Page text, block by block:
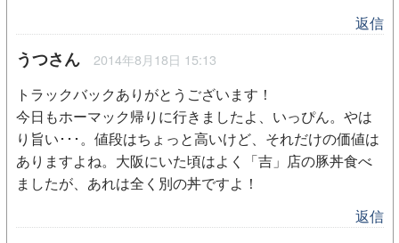
返信
うつさん 2014年8月18日 15:13
トラックバックありがとうございます！
今日もホーマック帰りに行きましたよ、いっぴん。やは
り旨い･･･。値段はちょっと高いけど、それだけの価値は
ありますよね。大阪にいた頃はよく「吉」店の豚丼食べ
ましたが、あれは全く別の丼ですよ！
返信